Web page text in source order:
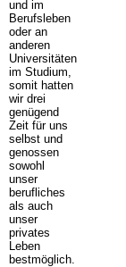
und im
Berufsleben
oder an
anderen
Universitäten
im Studium,
somit hatten
wir drei
genügend
Zeit für uns
selbst und
genossen
sowohl
unser
berufliches
als auch
unser
privates
Leben
bestmöglich.